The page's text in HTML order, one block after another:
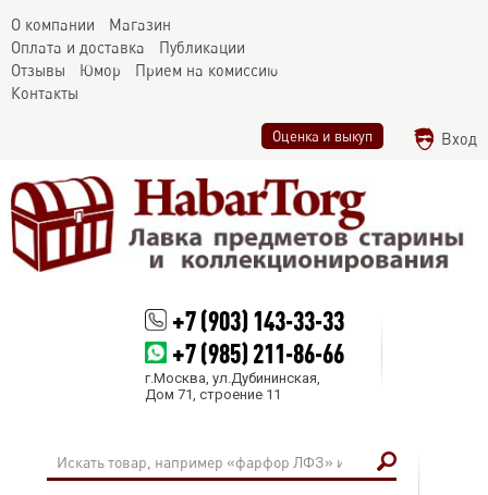
О компании
Магазин
Оплата и доставка
Публикации
Отзывы
Юмор
Прием на комиссию
Контакты
Оценка и выкуп Вход
+7 (903) 143-33-33
+7 (985) 211-86-66
г.Москва, ул.Дубининская,
Дом 71, строение 11